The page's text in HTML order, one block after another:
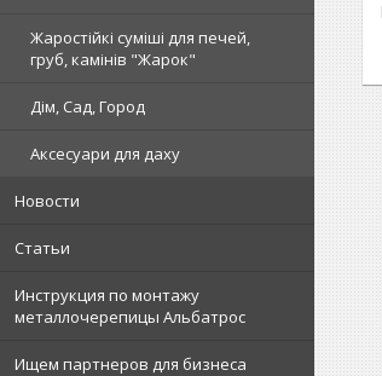
Жаростійкі суміші для печей,
груб, камінів "Жарок"
Дім, Сад, Город
Аксесуари для даху
Новости
Статьи
Инструкция по монтажу
металлочерепицы Альбатрос
Ищем партнеров для бизнеса